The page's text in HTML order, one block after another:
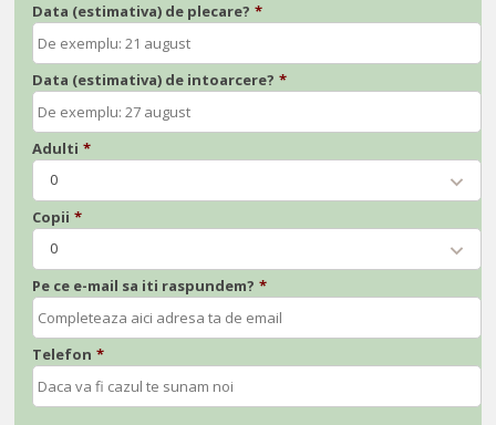
Data (estimativa) de plecare? *
Data (estimativa) de intoarcere? *
Adulti *
0
Copii *
0
Pe ce e-mail sa iti raspundem? *
Telefon *